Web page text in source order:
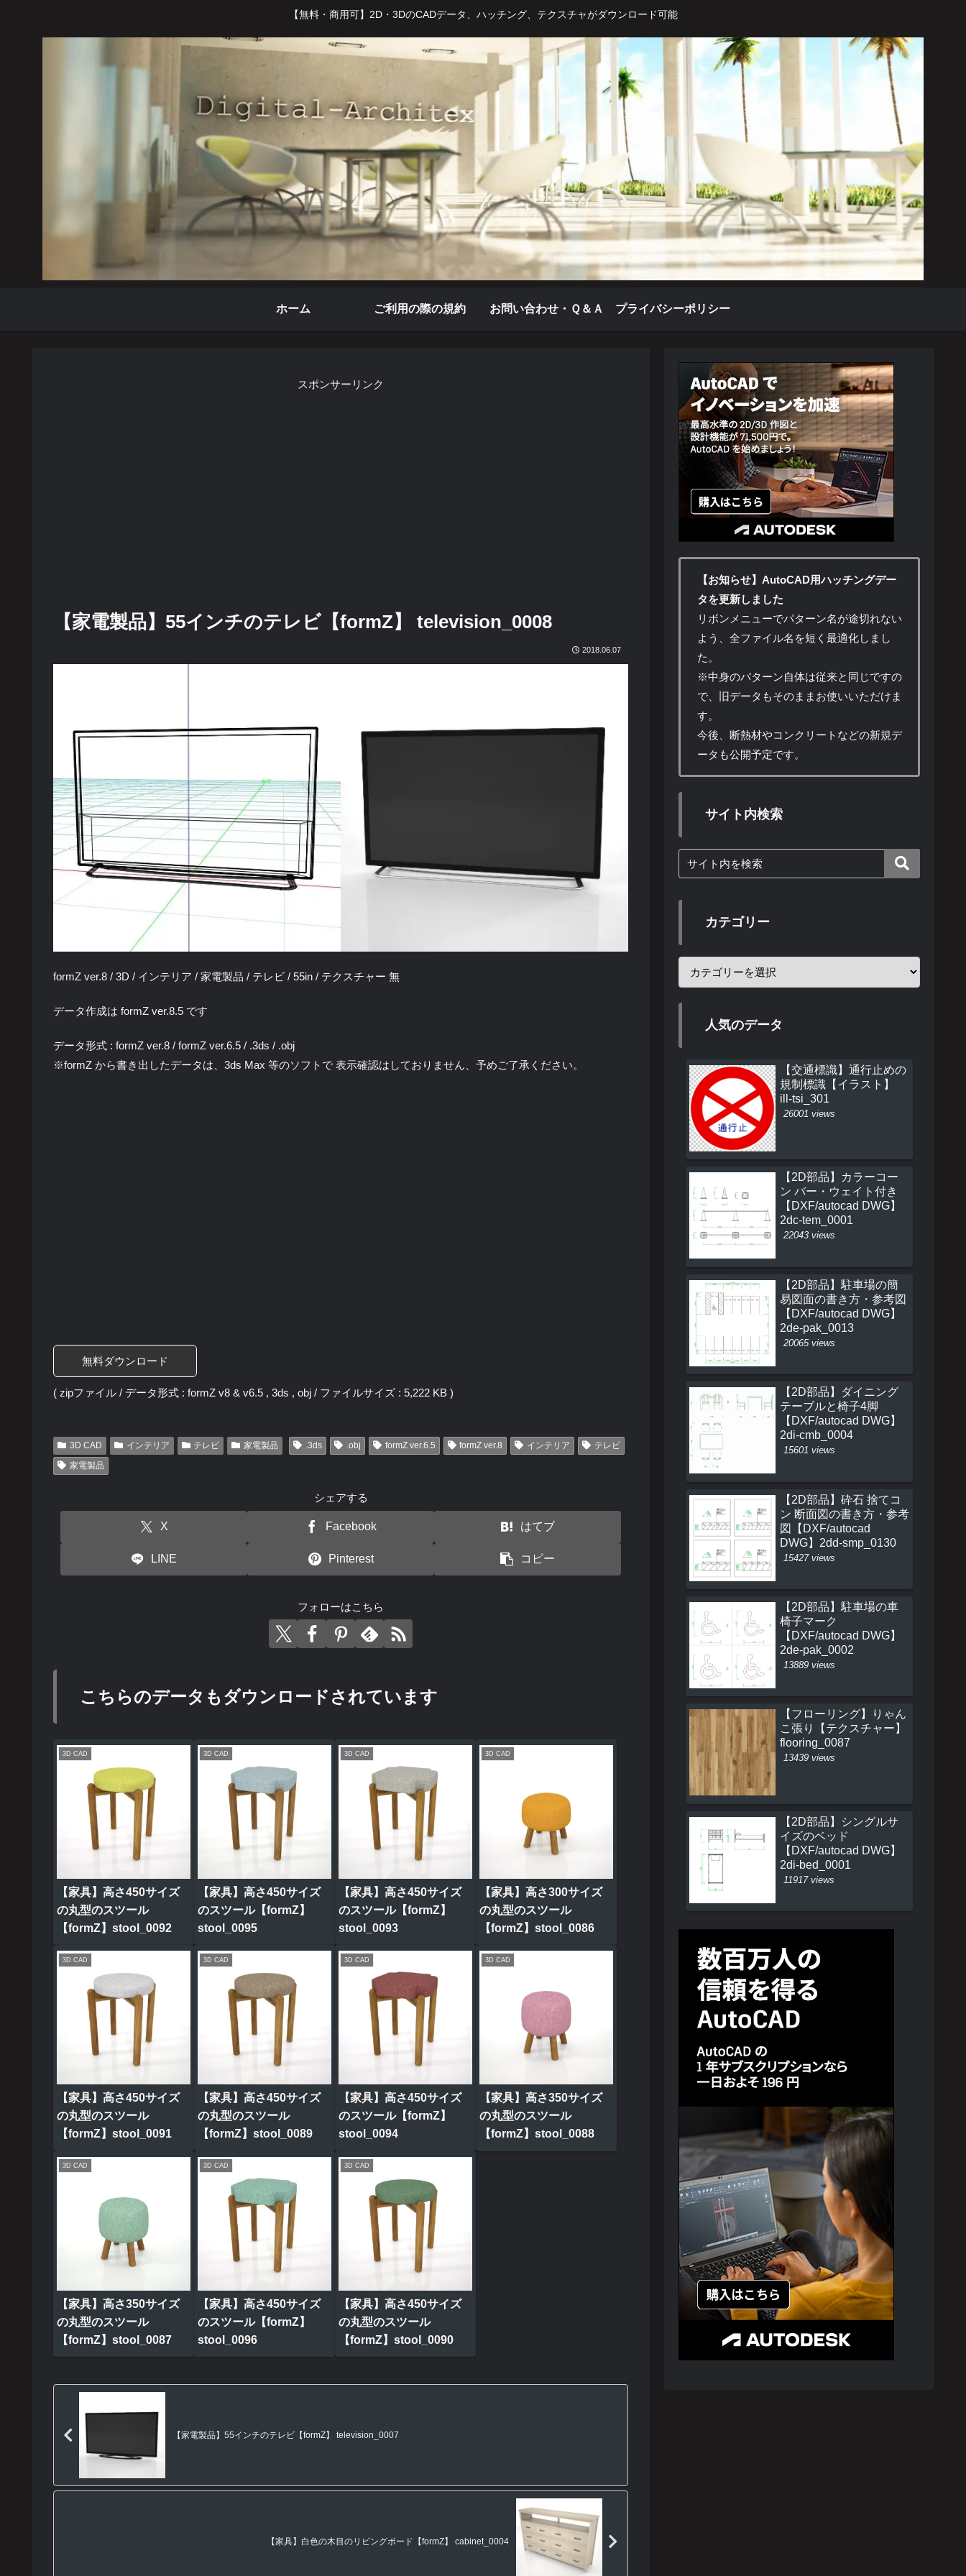
【無料・商用可】2D・3DのCADデータ、ハッチング、テクスチャがダウンロード可能
ホーム ご利用の際の規約 お問い合わせ・Ｑ＆Ａ プライバシーポリシー
スポンサーリンク
【家電製品】55インチのテレビ【formZ】 television_0008
2018.06.07
formZ ver.8 / 3D / インテリア / 家電製品 / テレビ / 55in / テクスチャー 無
データ作成は formZ ver.8.5 です
データ形式 : formZ ver.8 / formZ ver.6.5 / .3ds / .obj
※formZ から書き出したデータは、3ds Max 等のソフトで 表示確認はしておりません、予めご了承ください。
無料ダウンロード
( zipファイル / データ形式 : formZ v8 & v6.5 , 3ds , obj / ファイルサイズ : 5,222 KB )
3D CAD インテリア テレビ 家電製品 .3ds .obj formZ ver.6.5 formZ ver.8 インテリア
テレビ
家電製品
シェアする
X Facebook はてブ
LINE Pinterest コピー
フォローはこちら
こちらのデータもダウンロードされています
3D CAD
【家具】高さ450サイズ
の丸型のスツール
【formZ】stool_0092
3D CAD
【家具】高さ450サイズ
のスツール【formZ】
stool_0095
3D CAD
【家具】高さ450サイズ
のスツール【formZ】
stool_0093
3D CAD
【家具】高さ300サイズ
の丸型のスツール
【formZ】stool_0086
3D CAD
【家具】高さ450サイズ
の丸型のスツール
【formZ】stool_0091
3D CAD
【家具】高さ450サイズ
の丸型のスツール
【formZ】stool_0089
3D CAD
【家具】高さ450サイズ
のスツール【formZ】
stool_0094
3D CAD
【家具】高さ350サイズ
の丸型のスツール
【formZ】stool_0088
3D CAD
【家具】高さ350サイズ
の丸型のスツール
【formZ】stool_0087
3D CAD
【家具】高さ450サイズ
のスツール【formZ】
stool_0096
3D CAD
【家具】高さ450サイズ
の丸型のスツール
【formZ】stool_0090
【家電製品】55インチのテレビ【formZ】 television_0007
【家具】白色の木目のリビングボード【formZ】 cabinet_0004
【お知らせ】AutoCAD用ハッチングデー
タを更新しました
リボンメニューでパターン名が途切れない
よう、全ファイル名を短く最適化しまし
た。
※中身のパターン自体は従来と同じですの
で、旧データもそのままお使いいただけま
す。
今後、断熱材やコンクリートなどの新規デ
ータも公開予定です。
サイト内検索
カテゴリー
人気のデータ
【交通標識】通行止めの
規制標識【イラスト】
ill-tsi_301
26001 views
【2D部品】カラーコー
ン バー・ウェイト付き
【DXF/autocad DWG】
2dc-tem_0001
22043 views
【2D部品】駐車場の簡
易図面の書き方・参考図
【DXF/autocad DWG】
2de-pak_0013
20065 views
【2D部品】ダイニング
テーブルと椅子4脚
【DXF/autocad DWG】
2di-cmb_0004
15601 views
【2D部品】砕石 捨てコ
ン 断面図の書き方・参考
図【DXF/autocad
DWG】2dd-smp_0130
15427 views
【2D部品】駐車場の車
椅子マーク
【DXF/autocad DWG】
2de-pak_0002
13889 views
【フローリング】りゃん
こ張り【テクスチャー】
flooring_0087
13439 views
【2D部品】シングルサ
イズのベッド
【DXF/autocad DWG】
2di-bed_0001
11917 views